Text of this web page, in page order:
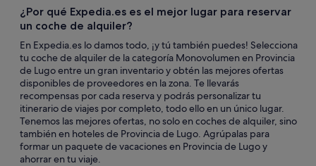
¿Por qué Expedia.es es el mejor lugar para reservar
un coche de alquiler?
En Expedia.es lo damos todo, ¡y tú también puedes! Selecciona
tu coche de alquiler de la categoría Monovolumen en Provincia
de Lugo entre un gran inventario y obtén las mejores ofertas
disponibles de proveedores en la zona. Te llevarás
recompensas por cada reserva y podrás personalizar tu
itinerario de viajes por completo, todo ello en un único lugar.
Tenemos las mejores ofertas, no solo en coches de alquiler, sino
también en hoteles de Provincia de Lugo. Agrúpalas para
formar un paquete de vacaciones en Provincia de Lugo y
ahorrar en tu viaje.